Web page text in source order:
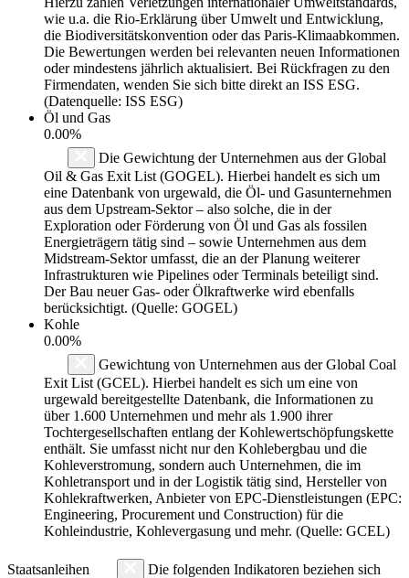
wie u.a. die Rio-Erklärung über Umwelt und Entwicklung,
die Biodiversitätskonvention oder das Paris-Klimaabkommen.
Die Bewertungen werden bei relevanten neuen Informationen
oder mindestens jährlich aktualisiert. Bei Rückfragen zu den
Firmendaten, wenden Sie sich bitte direkt an ISS ESG.
(Datenquelle: ISS ESG)
Öl und Gas
0.00%
Die Gewichtung der Unternehmen aus der Global
Oil & Gas Exit List (GOGEL). Hierbei handelt es sich um
eine Datenbank von urgewald, die Öl- und Gasunternehmen
aus dem Upstream-Sektor – also solche, die in der
Exploration oder Förderung von Öl und Gas als fossilen
Energieträgern tätig sind – sowie Unternehmen aus dem
Midstream-Sektor umfasst, die an der Planung weiterer
Infrastrukturen wie Pipelines oder Terminals beteiligt sind.
Der Bau neuer Gas- oder Ölkraftwerke wird ebenfalls
berücksichtigt. (Quelle: GOGEL)
Kohle
0.00%
Gewichtung von Unternehmen aus der Global Coal
Exit List (GCEL). Hierbei handelt es sich um eine von
urgewald bereitgestellte Datenbank, die Informationen zu
über 1.600 Unternehmen und mehr als 1.900 ihrer
Tochtergesellschaften entlang der Kohlewertschöpfungskette
enthält. Sie umfasst nicht nur den Kohlebergbau und die
Kohleverstromung, sondern auch Unternehmen, die im
Kohletransport und in der Logistik tätig sind, Hersteller von
Kohlekraftwerken, Anbieter von EPC-Dienstleistungen (EPC:
Engineering, Procurement und Construction) für die
Kohleindustrie, Kohlevergasung und mehr. (Quelle: GCEL)
Staatsanleihen
Die folgenden Indikatoren beziehen sich